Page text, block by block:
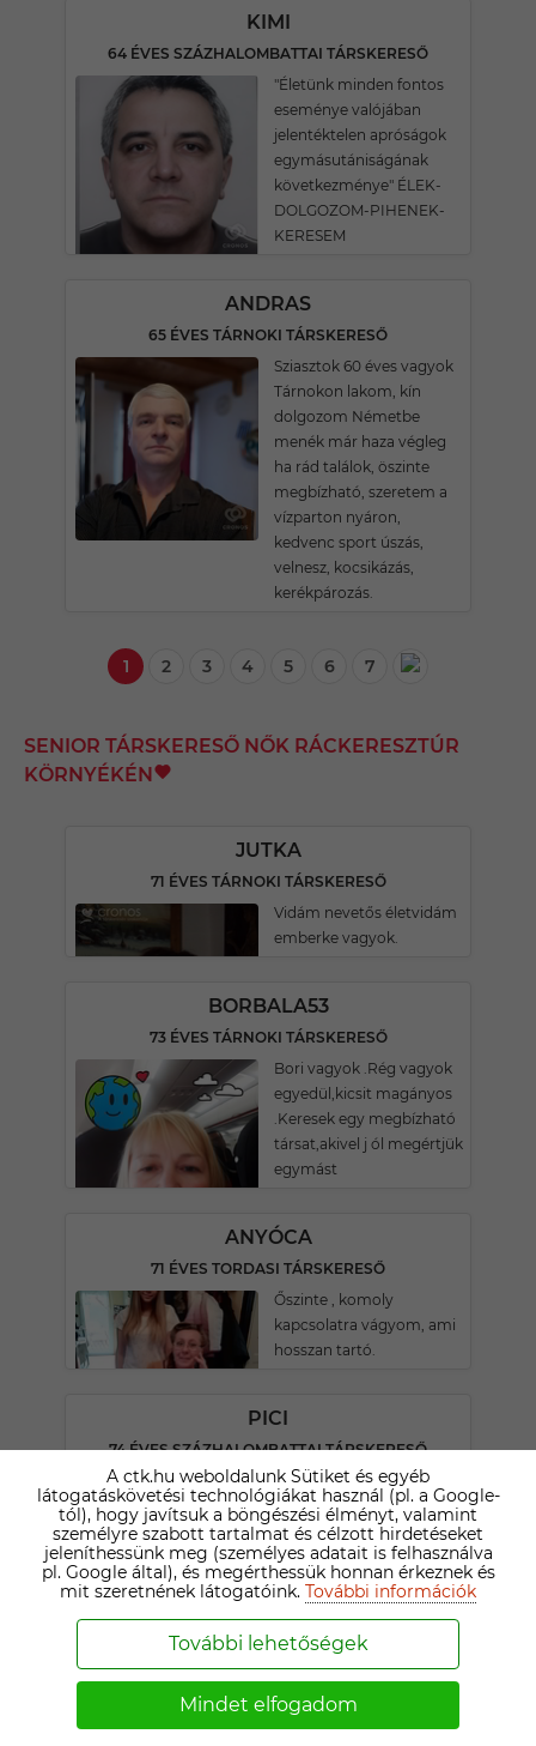
KIMI
64 ÉVES SZÁZHALOMBATTAI TÁRSKERESŐ
"Életünk minden fontos
eseménye valójában
jelentéktelen apróságok
egymásutániságának
következménye" ÉLEK-
DOLGOZOM-PIHENEK-
KERESEM
ANDRAS
65 ÉVES TÁRNOKI TÁRSKERESŐ
Sziasztok 60 éves vagyok
Tárnokon lakom, kín
dolgozom Németbe
menék már haza végleg
ha rád találok, öszinte
megbízható, szeretem a
vízparton nyáron,
kedvenc sport úszás,
velnesz, kocsikázás,
kerékpározás.
1 2 3 4 5 6 7
SENIOR TÁRSKERESŐ NŐK RÁCKERESZTÚR
KÖRNYÉKÉN
JUTKA
71 ÉVES TÁRNOKI TÁRSKERESŐ
Vidám nevetős életvidám
emberke vagyok.
BORBALA53
73 ÉVES TÁRNOKI TÁRSKERESŐ
Bori vagyok .Rég vagyok
egyedül,kicsit magányos
.Keresek egy megbízható
társat,akivel j ól megértjük
egymást
ANYÓCA
71 ÉVES TORDASI TÁRSKERESŐ
Őszinte , komoly
kapcsolatra vágyom, ami
hosszan tartó.
PICI
74 ÉVES SZÁZHALOMBATTAI TÁRSKERESŐ
Apró örömökből áll az
élet! Szeretek táncolni,
kertészkedni, kirándulni,
főzni stb., együtt
könnyebb, tartós
kapcsolatot keresek!
1 2 3 4 5 6 7
A ctk.hu weboldalunk Sütiket és egyéb
látogatáskövetési technológiákat használ (pl. a Google-
tól), hogy javítsuk a böngészési élményt, valamint
személyre szabott tartalmat és célzott hirdetéseket
jeleníthessünk meg (személyes adatait is felhasználva
pl. Google által), és megérthessük honnan érkeznek és
mit szeretnének látogatóink. További információk
További lehetőségek
Mindet elfogadom